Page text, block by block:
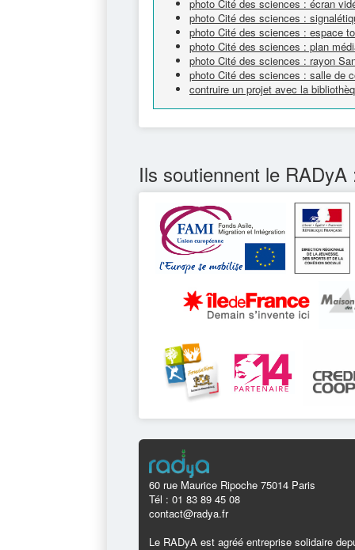
photo Cité des sciences : écran
photo Cité des sciences :
photo Cité des sciences : espace
photo Cité des sciences : plan
photo Cité des sciences : rayon
photo Cité des sciences : salle de
contruire un projet avec la
Ils soutiennent le RADyA
60 rue Maurice Ripoche 75014 Paris
Tél : 01 83 89 45 08
contact@radya.fr
Le RADyA est agréé entreprise solidaire